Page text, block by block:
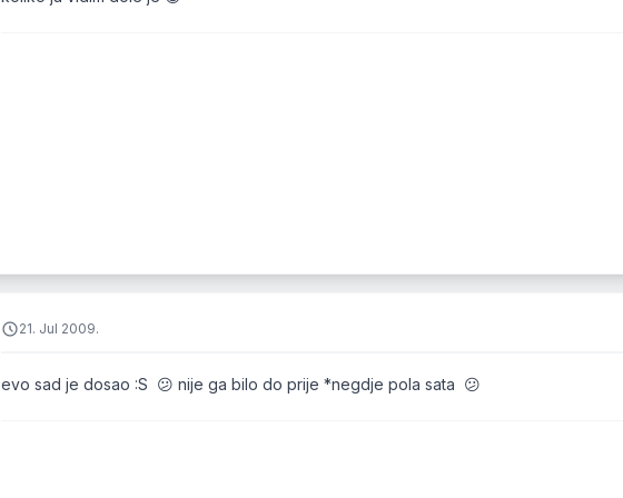
21. Jul 2009.
evo sad je dosao :S 😕 nije ga bilo do prije *negdje pola sata 😕